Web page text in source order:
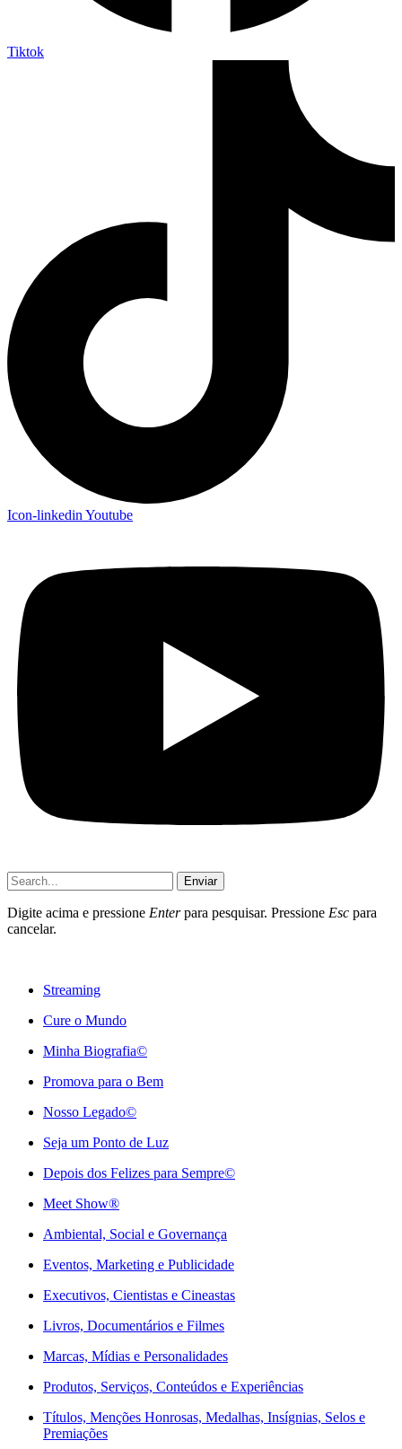
Tiktok
Icon-linkedin Youtube
Enviar
Digite acima e pressione Enterpara pesquisar. Pressione Esc para
cancelar.
Streaming
Cure o Mundo
Minha Biografia©
Promova para o Bem
Nosso Legado©
Seja um Ponto de Luz
Depois dos Felizes para Sempre©️
Meet Show®
Ambiental, Social e Governança
Eventos, Marketing e Publicidade
Executivos, Cientistas e Cineastas
⁠Livros, Documentários e Filmes
Marcas, Mídias e Personalidades
⁠Produtos, Serviços, Conteúdos e Experiências
Títulos, Menções Honrosas, Medalhas, Insígnias, Selos e
Premiações